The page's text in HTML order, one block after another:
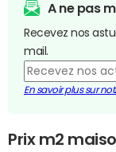
A ne pas
Recevez nos
mail.
En savoir plus sur
Prix m2